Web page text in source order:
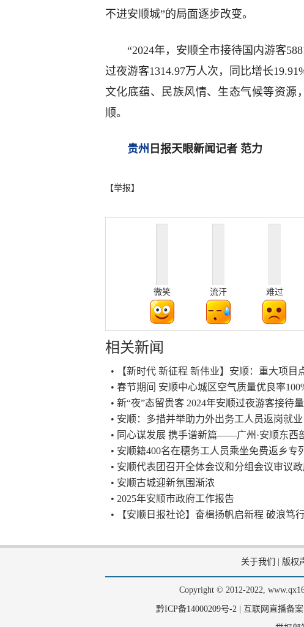
不进安顺城”的局面逐步改变。
“2024年，安顺全市接待国内游客
过夜游客1314.97万人次，同比增长
文化底蕴、民族风情、生态气候等资源
顺。
贵州 日报天眼新闻记者 范力
【举报】
微笑 流汗 难过
相关新闻
• 【新时代 新征程 新伟业】安顺：重大项目
• 春节期间 安顺中心城区空气质量优良率
• 新“夜”态留贵客 2024年安顺过夜游客接待
• 安顺：多措并举助力外出务工人员返岗就业
• 同心谋发展 携手谱新篇——广州·安顺东西
• 安顺籍400名在穗务工人员乘坐免费返乡专
• 安顺代表团召开全体会议和分组会议审议
• 安顺古城迎新氛围渐浓
• 2025年安顺市政府工作报告
• 【安顺日报社论】奋楫扬帆启新程 破浪
关于我们 版权
Copyright © 2012-2022,
黔ICP备14000209号-2| 互联网直播备